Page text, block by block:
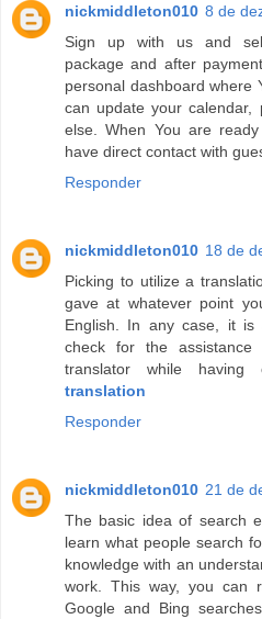
nickmiddleton010 8 de
Sign up with us and
package and after
personal dashboard where
can update your calendar,
else. When You are
have direct contact with
Responder
nickmiddleton010 18 de
Picking to utilize a
gave at whatever point
English. In any case, it is
check for the
translator while having
translation
Responder
nickmiddleton010 21 de
The basic idea of search
learn what people search
knowledge with an
work. This way, you can
Google and Bing